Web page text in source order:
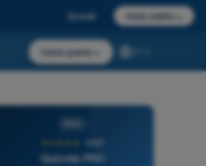
Accedi Inizia subito
Inizia gratis
4,6/5
Quizvds PRO